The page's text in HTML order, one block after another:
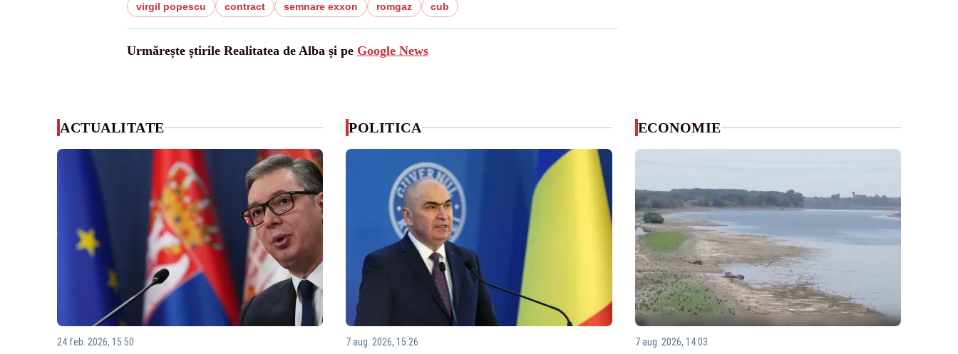
virgil popescu contract semnare exxon romgaz cub
Urmărește știrile Realitatea de Alba și pe Google News
ACTUALITATE
24 feb. 2026, 15:50
POLITICA
7 aug. 2026, 15:26
ECONOMIE
7 aug. 2026, 14:03